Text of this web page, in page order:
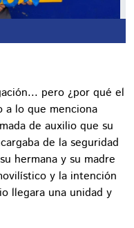
pero ¿por qué el
a lo que menciona
de auxilio que su
de la seguridad
hermana y su madre
y la intención
llegara una unidad y